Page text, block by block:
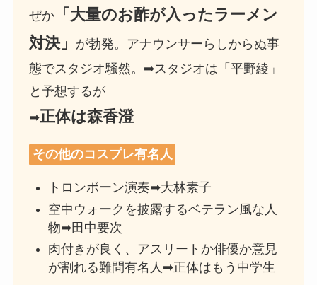
ぜか
「大量のお酢が入ったラーメン
対決」
が勃発。アナウンサーらしからぬ事
態でスタジオ騒然。➡スタジオは「平野綾」
と予想するが
➡正体は森香澄
その他のコスプレ有名人
トロンボーン演奏➡大林素子
空中ウォークを披露するベテラン風な人
物➡田中要次
肉付きが良く、アスリートか俳優か意見
が割れる難問有名人➡正体はもう中学生